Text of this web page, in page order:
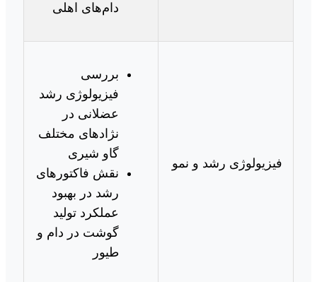
دام‌های اهلی
فیزیولوژی رشد و نمو
بررسی
فیزیولوژی رشد
عضلانی در
نژادهای مختلف
گاو شیری
نقش فاکتورهای
رشد در بهبود
عملکرد تولید
گوشت در دام و
طیور